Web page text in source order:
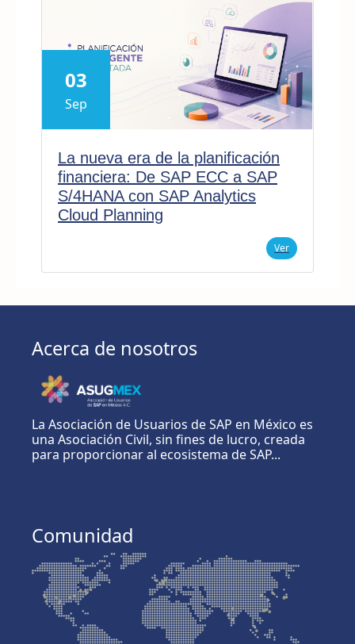
03
Sep
La nueva era de la planificación
financiera: De SAP ECC a SAP
S/4HANA con SAP Analytics
Cloud Planning
Ver
Acerca de nosotros
La Asociación de Usuarios de SAP en México es
una Asociación Civil, sin fines de lucro, creada
para proporcionar al ecosistema de SAP...
Comunidad